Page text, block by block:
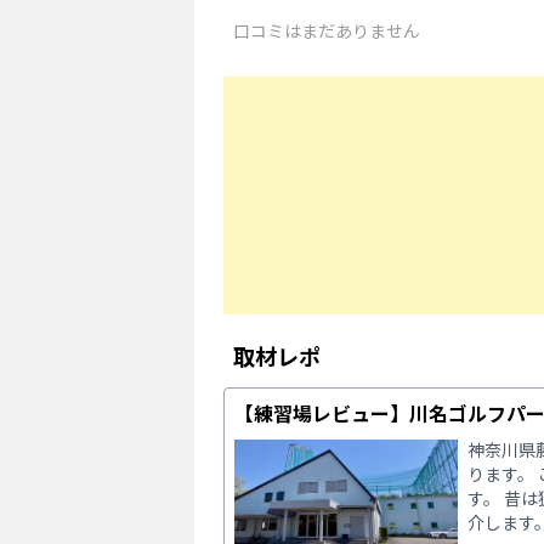
口コミはまだありません
取材レポ
【練習場レビュー】川名ゴルフパ
神奈川県
ります。
す。 昔
介します